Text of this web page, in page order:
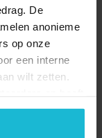
De
anonieme
op onze
een interne
wilt zetten.
cookies via